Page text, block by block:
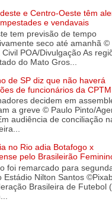
e Centro-Oeste têm
e vendavais
tem previsão de tempo
seco até amanhã ©
Civil POA/Divulgação As
do Mato Gros...
de SP diz que não haverá
de funcionários da CPTM
decidem em
a greve © Paulo Pinto/
audiência de conciliação
no Rio adia Botafogo x
pelo Brasileirão
foi remarcado para
Estádio Nilton Santos
Brasileira de Futebol